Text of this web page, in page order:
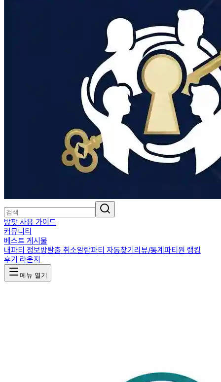
방팟 사용 가이드
커뮤니티
베스트 게시물
내파티 정보방탈출 취소알람파티 자동찾기리뷰/통계파티원 랭킹
후기 라운지
메뉴 열기